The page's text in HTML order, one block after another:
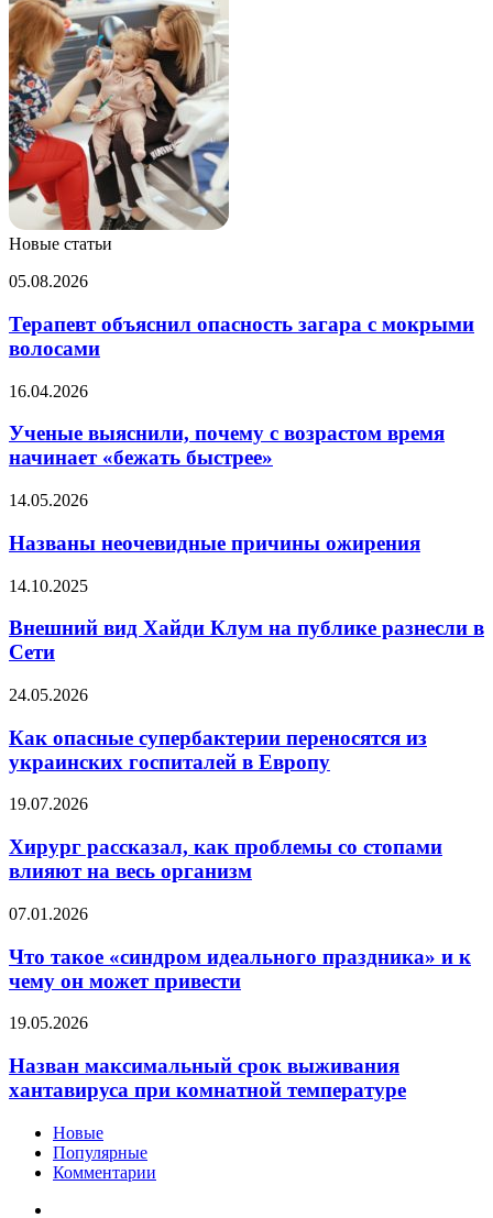
Новые статьи
Терапевт
опасность
загара
с
волосами
05.08.2026
Терапевт объяснил опасность загара с мокрыми
волосами
Ученые
почему
возрастом
начинает
быстрее»
16.04.2026
Ученые выяснили, почему с возрастом время
начинает «бежать быстрее»
Названы
причины
ожирения
14.05.2026
Названы неочевидные причины ожирения
Внешний
Хайди
Клум
на
разнесли
Сети
14.10.2025
Внешний вид Хайди Клум на публике разнесли в
Сети
Как
супербактерии
переносятся
из
госпиталей
Европу
24.05.2026
Как опасные супербактерии переносятся из
украинских госпиталей в Европу
Хирург
как
проблемы
со
влияют
весь
организм
19.07.2026
Хирург рассказал, как проблемы со стопами
влияют на весь организм
Что
«синдром
идеального
праздника»
к
он
может
07.01.2026
Что такое «синдром идеального праздника» и к
чему он может привести
Назван
срок
выживания
хантавируса
комнатной
температуре
19.05.2026
Назван максимальный срок выживания
хантавируса при комнатной температуре
Новые
Популярные
Комментарии